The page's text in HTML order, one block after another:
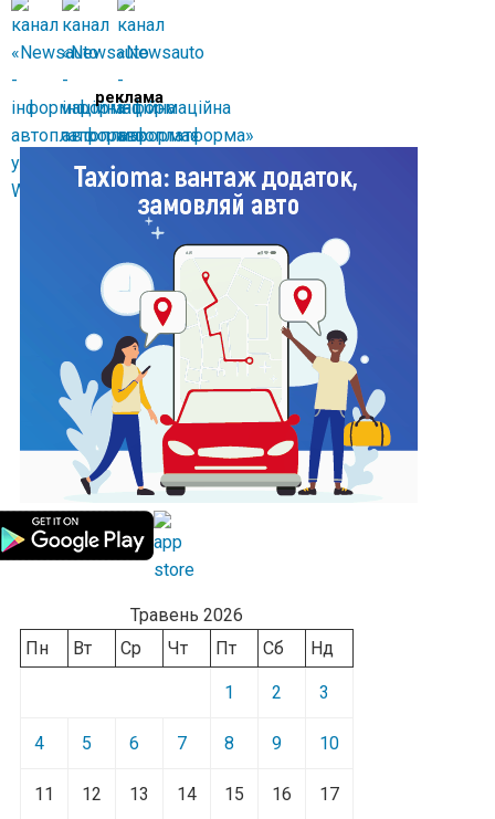
реклама
Травень 2026
Пн
Вт Ср Чт Пт Сб Нд
1 2 3
4 5 6 7 8 9 10
11 12 13 14 15 16 17